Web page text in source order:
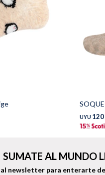
UYU 120
SUMATE AL MUNDO
newsletter para enterarte